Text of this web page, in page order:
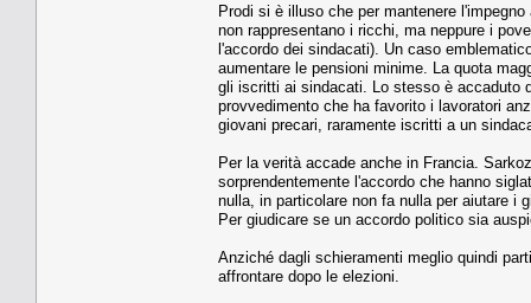
Prodi si è illuso che per mantenere
non rappresentano i ricchi, ma neppure i
l'accordo dei sindacati). Un caso
aumentare le pensioni minime. La quota
gli iscritti ai sindacati. Lo stesso è accaduto
provvedimento che ha favorito i lavoratori
giovani precari, raramente iscritti a un
Per la verità accade anche in Francia.
sorprendentemente l'accordo che hanno
nulla, in particolare non fa nulla per aiutare i
Per giudicare se un accordo politico sia
Anziché dagli schieramenti meglio quindi
affrontare dopo le elezioni.